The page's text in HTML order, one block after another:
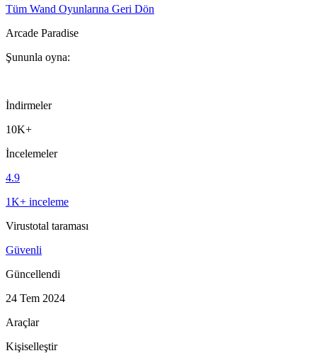
Tüm Wand Oyunlarına Geri Dön
Arcade Paradise
Şununla oyna:
İndirmeler
10K+
İncelemeler
4.9
1K+ inceleme
Virustotal taraması
Güvenli
Güncellendi
24 Tem 2024
Araçlar
Kişiselleştir